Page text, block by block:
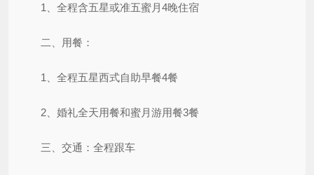
1、全程含五星或准五蜜月4晚住宿
二、用餐：
1、全程五星西式自助早餐4餐
2、婚礼全天用餐和蜜月游用餐3餐
三、交通：全程跟车